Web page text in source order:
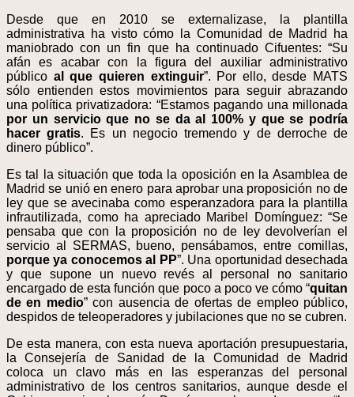
Desde que en 2010 se externalizase, la plantilla
administrativa ha visto cómo la Comunidad de Madrid ha
maniobrado con un fin que ha continuado Cifuentes: “Su
afán es acabar con la figura del auxiliar administrativo
público al que quieren extinguir”. Por ello, desde MATS
sólo entienden estos movimientos para seguir abrazando
una política privatizadora: “Estamos pagando una millonada
por un servicio que no se da al 100% y que se podría
hacer gratis. Es un negocio tremendo y de derroche de
dinero público”.
Es tal la situación que toda la oposición en la Asamblea de
Madrid se unió en enero para aprobar una proposición no de
ley que se avecinaba como esperanzadora para la plantilla
infrautilizada, como ha apreciado Maribel Domínguez: “Se
pensaba que con la proposición no de ley devolverían el
servicio al SERMAS, bueno, pensábamos, entre comillas,
porque ya conocemos al PP”. Una oportunidad desechada
y que supone un nuevo revés al personal no sanitario
encargado de esta función que poco a poco ve cómo “quitan
de en medio” con ausencia de ofertas de empleo público,
despidos de teleoperadores y jubilaciones que no se cubren.
De esta manera, con esta nueva aportación presupuestaria,
la Consejería de Sanidad de la Comunidad de Madrid
coloca un clavo más en las esperanzas del personal
administrativo de los centros sanitarios, aunque desde el